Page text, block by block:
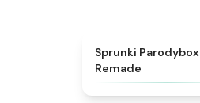
Sprunki Parodybox
Remade